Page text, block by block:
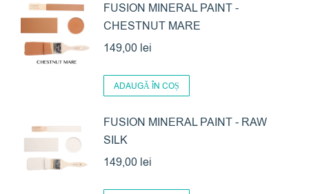
FUSION MINERAL PAINT -
CHESTNUT MARE
149,00 lei
ADAUGĂ ÎN COȘ
FUSION MINERAL PAINT - RAW
SILK
149,00 lei